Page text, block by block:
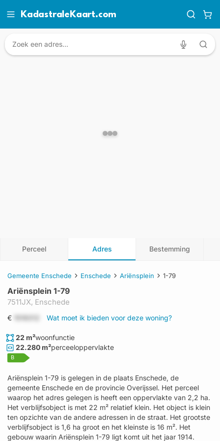
KadastraleKaart.com
Perceel Adres Bestemming
Gemeente Enschede Enschede Ariënsplein 1-79
Ariënsplein 1-79
7511JX, Enschede
€ Wat moet ik bieden voor deze woning?
22 m²woonfunctie
22.280 m²perceeloppervlakte
B
Ariënsplein 1-79 is gelegen in de plaats Enschede, de
gemeente Enschede en de provincie Overijssel. Het perceel
waarop het adres gelegen is heeft een oppervlakte van 2,2 ha.
Het verblijfsobject is met 22 m² relatief klein. Het object is klein
ten opzichte van de andere adressen in de straat. Het grootste
verblijfsobject is 1,6 ha groot en het kleinste is 16 m². Het
gebouw waarin Ariënsplein 1-79 ligt komt uit het jaar 1914.